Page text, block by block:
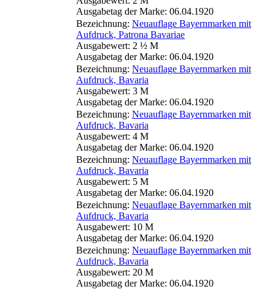
Ausgabetag der Marke: 06.04.1920
Bezeichnung: Neuauflage Bayernmarken mit
Aufdruck, Patrona Bavariae
Ausgabewert: 2 ½ M
Ausgabetag der Marke: 06.04.1920
Bezeichnung: Neuauflage Bayernmarken mit
Aufdruck, Bavaria
Ausgabewert: 3 M
Ausgabetag der Marke: 06.04.1920
Bezeichnung: Neuauflage Bayernmarken mit
Aufdruck, Bavaria
Ausgabewert: 4 M
Ausgabetag der Marke: 06.04.1920
Bezeichnung: Neuauflage Bayernmarken mit
Aufdruck, Bavaria
Ausgabewert: 5 M
Ausgabetag der Marke: 06.04.1920
Bezeichnung: Neuauflage Bayernmarken mit
Aufdruck, Bavaria
Ausgabewert: 10 M
Ausgabetag der Marke: 06.04.1920
Bezeichnung: Neuauflage Bayernmarken mit
Aufdruck, Bavaria
Ausgabewert: 20 M
Ausgabetag der Marke: 06.04.1920